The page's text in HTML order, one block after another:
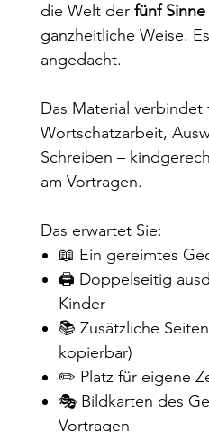
die Welt der fünf Sinne
ganzheitliche Weise.
angedacht.
Das Material
Wortschatzarbeit,
Schreiben –
am Vortragen.
Das erwartet Sie:
📖 Ein gereimtes
🖨 Doppelseitig
Kinder
📚 Zusätzliche
kopierbar)
✏️ Platz für eigene
🎭 Bildkarten des
Vortragen